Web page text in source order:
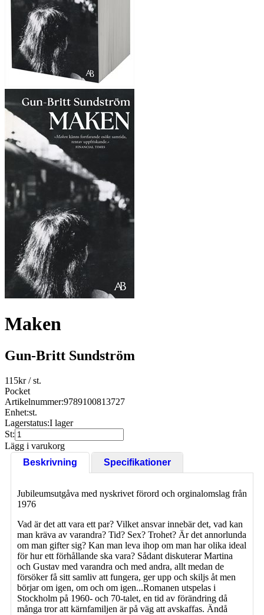
Maken
Gun-Britt Sundström
115kr/ st.
Pocket
Artikelnummer:9789100813727
Enhet:st.
Lagerstatus:I lager
St:
Lägg i varukorg
Beskrivning
Specifikationer
Jubileumsutgåva med nyskrivet förord och orginalomslag från
1976
Vad är det att vara ett par? Vilket ansvar innebär det, vad kan
man kräva av varandra? Tid? Sex? Trohet? Är det annorlunda
om man gifter sig? Kan man leva ihop om man har olika ideal
för hur ett förhållande ska vara? Sådant diskuterar Martina
och Gustav med varandra och med andra, allt medan de
försöker få sitt samliv att fungera, ger upp och skiljs åt men
börjar om igen, om och om igen...Romanen utspelas i
Stockholm på 1960- och 70-talet, en tid av förändring då
många tror att kärnfamiljen är på väg att avskaffas. Ändå